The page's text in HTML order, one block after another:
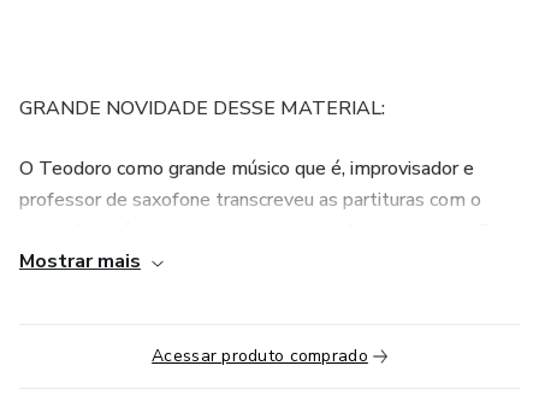
GRANDE NOVIDADE DESSE MATERIAL:
O Teodoro como grande músico que é, improvisador e
professor de saxofone transcreveu as partituras com o
de escalas para improvisação onde você pode utilizar a sua
músicos.
Mostrar mais
Acessar produto comprado